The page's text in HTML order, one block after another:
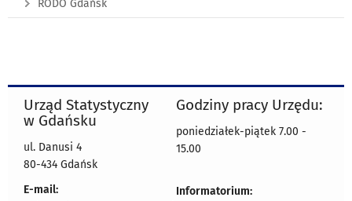
RODO Gdańsk
Urząd Statystyczny
w Gdańsku
ul. Danusi 4
80-434 Gdańsk
E-mail:
Godziny pracy Urzędu:
poniedziałek-piątek 7.00 -
15.00
Informatorium: